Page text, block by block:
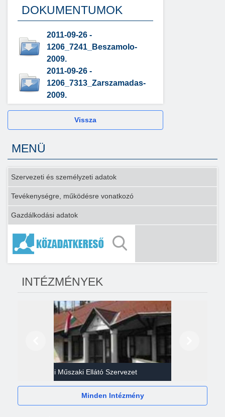
DOKUMENTUMOK
2011-09-26 -
1206_7241_Beszamolo-
2009.
2011-09-26 -
1206_7313_Zarszamadas-
2009.
Vissza
MENÜ
Szervezeti és személyzeti adatok
Tevékenységre, működésre vonatkozó
Gazdálkodási adatok
INTÉZMÉNYEK
Gazdasági Műszaki Ellátó Szervezet
Minden Intézmény